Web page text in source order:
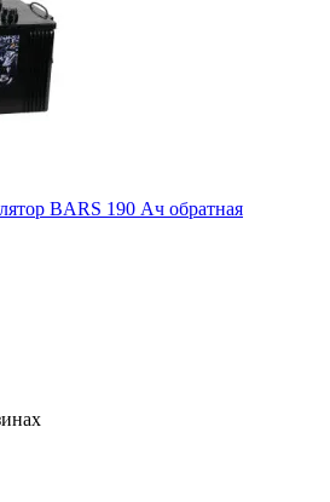
BARS 190 Ач обратная